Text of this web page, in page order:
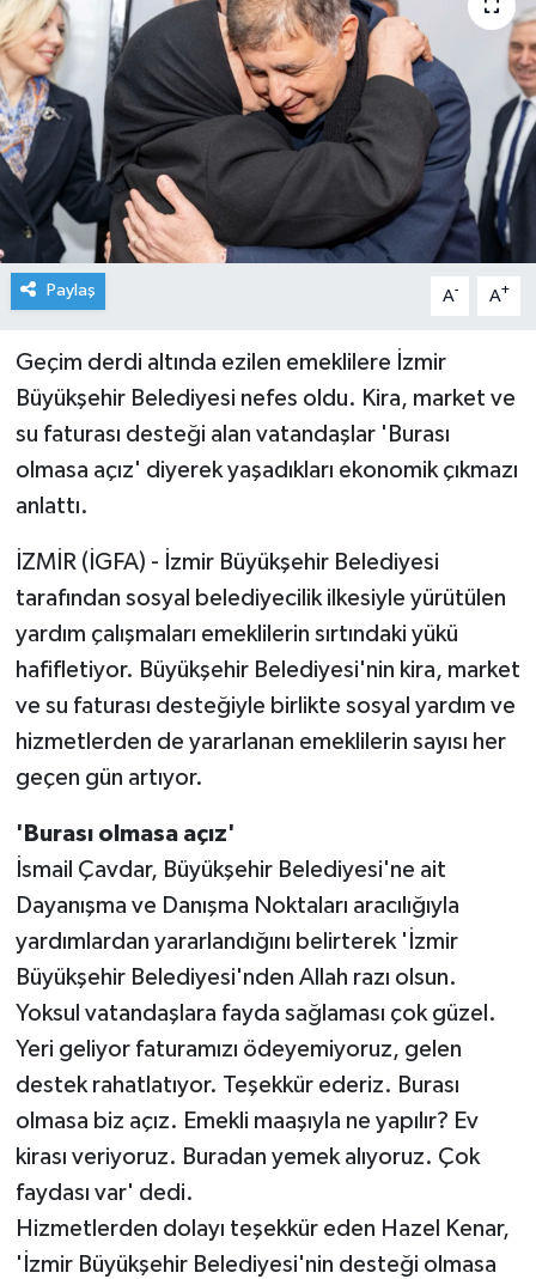
Paylaş A- A+
Geçim derdi altında ezilen emeklilere İzmir
Büyükşehir Belediyesi nefes oldu. Kira, market ve
su faturası desteği alan vatandaşlar 'Burası
olmasa açız' diyerek yaşadıkları ekonomik çıkmazı
anlattı.
İZMİR (İGFA) - İzmir Büyükşehir Belediyesi
tarafından sosyal belediyecilik ilkesiyle yürütülen
yardım çalışmaları emeklilerin sırtındaki yükü
hafifletiyor. Büyükşehir Belediyesi'nin kira, market
ve su faturası desteğiyle birlikte sosyal yardım ve
hizmetlerden de yararlanan emeklilerin sayısı her
geçen gün artıyor.
'Burası olmasa açız'
İsmail Çavdar, Büyükşehir Belediyesi'ne ait
Dayanışma ve Danışma Noktaları aracılığıyla
yardımlardan yararlandığını belirterek 'İzmir
Büyükşehir Belediyesi'nden Allah razı olsun.
Yoksul vatandaşlara fayda sağlaması çok güzel.
Yeri geliyor faturamızı ödeyemiyoruz, gelen
destek rahatlatıyor. Teşekkür ederiz. Burası
olmasa biz açız. Emekli maaşıyla ne yapılır? Ev
kirası veriyoruz. Buradan yemek alıyoruz. Çok
faydası var' dedi.
Hizmetlerden dolayı teşekkür eden Hazel Kenar,
'İzmir Büyükşehir Belediyesi'nin desteği olmasa